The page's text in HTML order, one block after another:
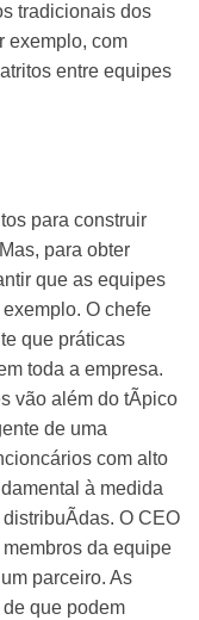
tradicionais dos
exemplo, com
entre equipes
para construir
para obter
que as equipes
O chefe
que práticas
toda a empresa.
vão além do tÃ­pico
de uma
com alto
à medida
O CEO
da equipe
parceiro. As
que podem